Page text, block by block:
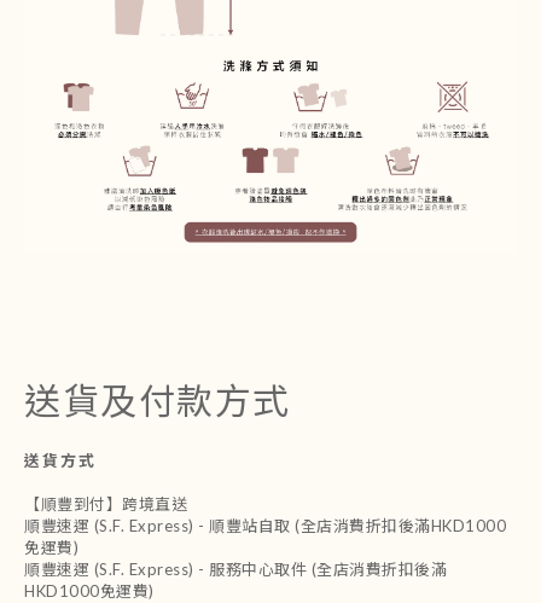
送貨及付款方式
送貨方式
【順豐到付】跨境直送
順豐速運 (S.F. Express) - 順豐站自取 (全店消費折扣後滿HKD1000
免運費)
順豐速運 (S.F. Express) - 服務中心取件 (全店消費折扣後滿
HKD1000免運費)